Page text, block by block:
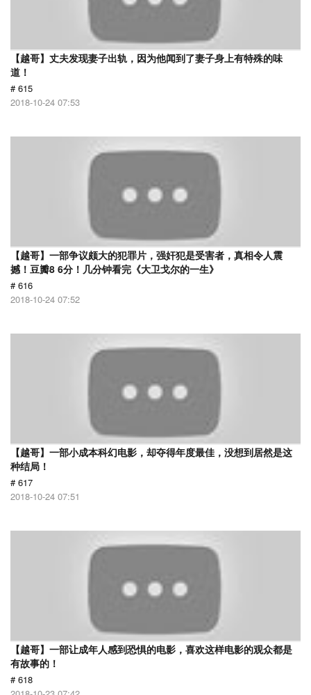
【越哥】丈夫发现妻子出轨，因为他闻到了妻子身上有特殊的味
道！
# 615
2018-10-24 07:53
【越哥】一部争议颇大的犯罪片，强奸犯是受害者，真相令人震
撼！豆瓣8 6分！几分钟看完《大卫戈尔的一生》
# 616
2018-10-24 07:52
【越哥】一部小成本科幻电影，却夺得年度最佳，没想到居然是这
种结局！
# 617
2018-10-24 07:51
【越哥】一部让成年人感到恐惧的电影，喜欢这样电影的观众都是
有故事的！
# 618